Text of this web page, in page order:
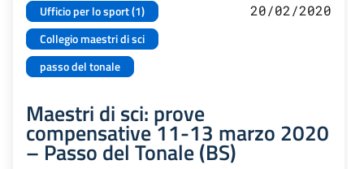
Ufficio per lo sport (1)
Collegio maestri di sci
passo del tonale
20/02/2020
Maestri di sci: prove
compensative 11-13 marzo 2020
– Passo del Tonale (BS)